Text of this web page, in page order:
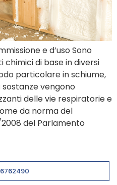
e d’uso Sono
di base in diversi
particolare in schiume,
vengono
delle vie respiratorie e
da norma del
del Parlamento